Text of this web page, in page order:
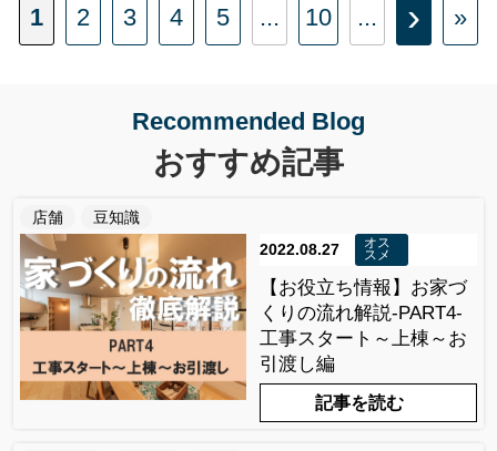
1 2 3 4 5 ... 10 ... › »
Recommended Blog
おすすめ記事
店舗
豆知識
2022.08.27
オス
スメ
【お役立ち情報】お家づ
くりの流れ解説-PART4-
工事スタート～上棟～お
引渡し編
記事を読む